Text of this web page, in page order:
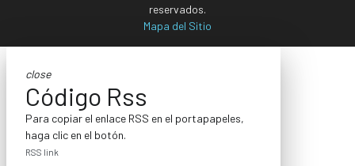
reservados.
Mapa del Sitio
close
Código Rss
Para copiar el enlace RSS en el portapapeles,
haga clic en el botón.
RSS link